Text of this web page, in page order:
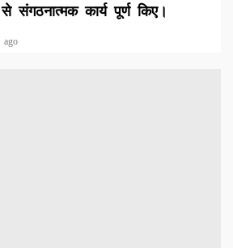
से संगठनात्मक कार्य पूर्ण किए।